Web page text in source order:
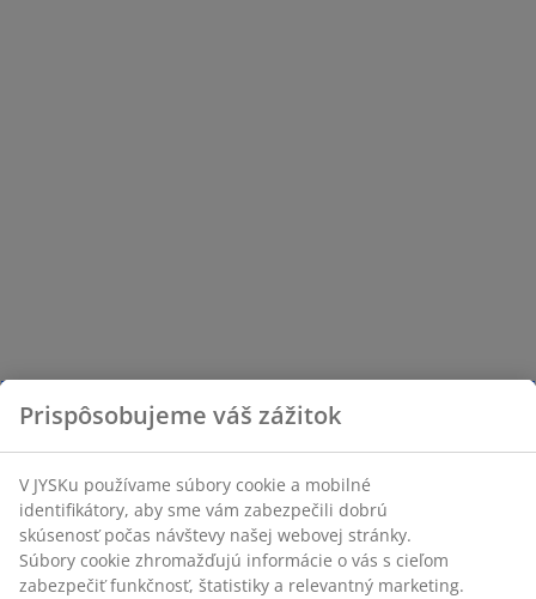
Prispôsobujeme váš zážitok
V JYSKu používame súbory cookie a mobilné
identifikátory, aby sme vám zabezpečili dobrú
skúsenosť počas návštevy našej webovej stránky.
Súbory cookie zhromažďujú informácie o vás s cieľom
zabezpečiť funkčnosť, štatistiky a relevantný marketing.